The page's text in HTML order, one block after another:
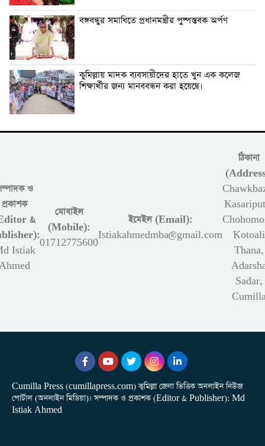
বঙ্গবন্ধুর সমাধিতে প্রধানমন্ত্রীর পুষ্পস্তবক অর্পণ
কুমিল্লায় মাদক ব্যবসায়ীদের হাতে খুন এক কলেজ
শিক্ষার্থীর জন্য মানববন্ধন করা হয়েছে।
ও
প্রকাশক
&
Istiak
মোবাইল
(Mobile):
01712775600
ইমেইল (Email):
Istiakahmedmba@gmail.com
ঠিকানা
Kotoali
Thana,
Sadar,
Cumilla Press (cumillapress.com) কুমিল্লা জেলা ভিত্তিক অনলাইন নিউজ
পোর্টাল (অনলাইন মিডিয়া)। সম্পাদক ও প্রকাশক (Editor & Publisher): Md
Istiak Ahmed